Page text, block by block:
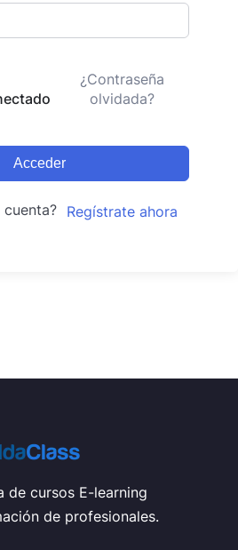
¿Contraseña
olvidada?
Acceder
cuenta? Regístrate ahora
de cursos E-learning
de profesionales.